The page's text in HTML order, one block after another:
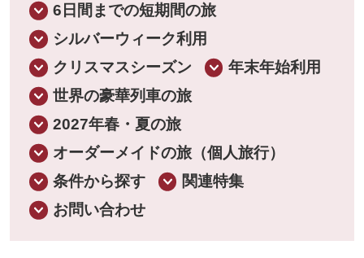
6日間までの短期間の旅
シルバーウィーク利用
クリスマスシーズン
年末年始利用
世界の豪華列車の旅
2027年春・夏の旅
オーダーメイドの旅（個人旅行）
条件から探す
関連特集
お問い合わせ